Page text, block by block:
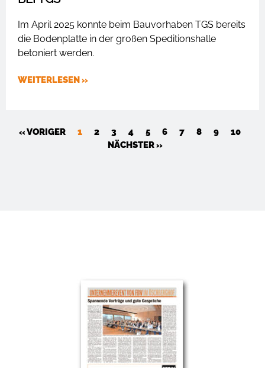
Im April 2025 konnte beim Bauvorhaben TGS bereits
die Bodenplatte in der großen Speditionshalle
betoniert werden.
WEITERLESEN »
« VORIGER 1 2 3 4 5 6 7 8 9
10
NÄCHSTER »